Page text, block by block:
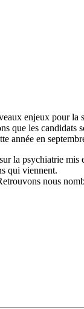
enjeux pour la
que les candidats
année en
la psychiatrie mis
qui viennent.
nous